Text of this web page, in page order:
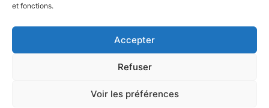
et fonctions.
Accepter
Refuser
Voir les préférences
Plan du site
Accessibilité
Accès à l'information
Déclaration de services